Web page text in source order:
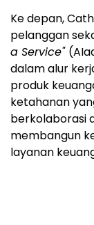
Ke depan,
pelanggan
a Service"
dalam alur
produk
ketahanan
berkolaborasi
membangun
layanan